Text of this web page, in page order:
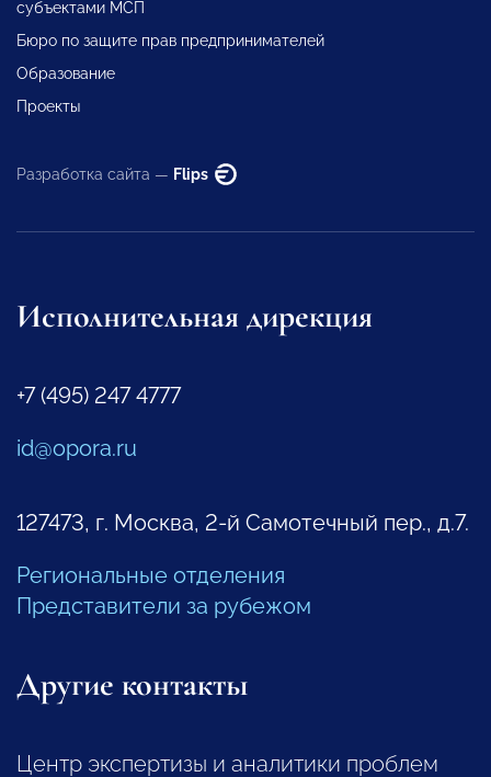
субъектами МСП
Бюро по защите прав предпринимателей
Образование
Проекты
Разработка сайта — Flips
Исполнительная дирекция
+7 (495) 247 4777
id@opora.ru
127473, г. Москва, 2-й Самотечный пер., д.7.
Региональные отделения
Представители за рубежом
Другие контакты
Центр экспертизы и аналитики проблем